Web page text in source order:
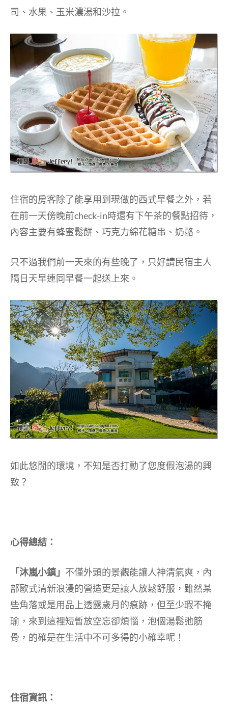
司、水果、玉米濃湯和沙拉。
住宿的房客除了能享用到現做的西式早餐之外，若
在前一天傍晚前check-in時還有下午茶的餐點招待，
內容主要有蜂蜜鬆餅、巧克力綿花糖串、奶酪。
只不過我們前一天來的有些晚了，只好請民宿主人
隔日天早連同早餐一起送上來。
如此悠閒的環境，不知是否打動了您度假泡湯的興
致？
心得總結：
「沐嵐小鎮」 不僅外頭的景觀能讓人神清氣爽，內
部歐式清新浪漫的營造更是讓人放鬆舒服，雖然某
些角落或是用品上透露歲月的痕跡，但至少瑕不掩
瑜，來到這裡短暫放空忘卻煩惱，泡個湯鬆弛筋
骨，的確是在生活中不可多得的小確幸呢！
住宿資訊：